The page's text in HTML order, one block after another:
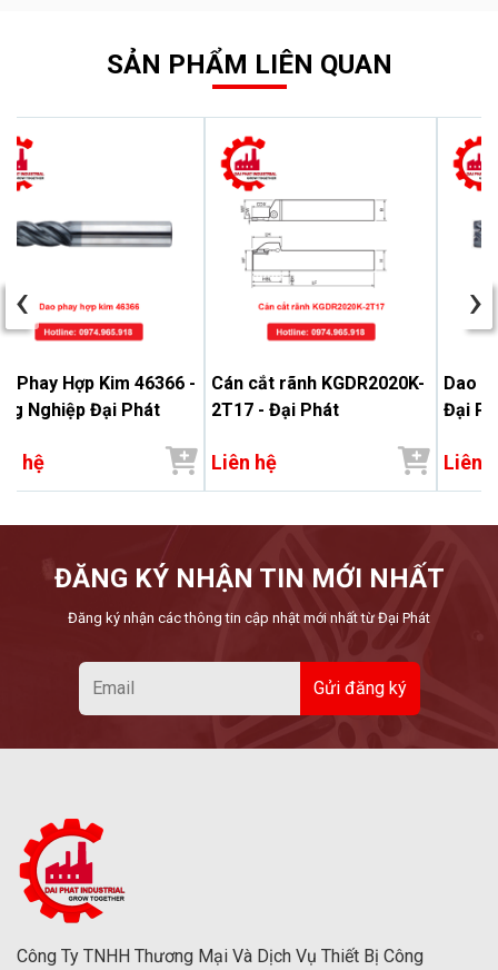
SẢN PHẨM LIÊN QUAN
Phay Hợp Kim 46366 -
Nghiệp Đại Phát
hệ
Cán cắt rãnh KGDR2020K-
2T17 - Đại Phát
Liên hệ
Dao
Đại
Liên
‹ ›
ĐĂNG KÝ NHẬN TIN MỚI NHẤT
Đăng ký nhận các thông tin cập nhật mới nhất từ Đại Phát
Công Ty TNHH Thương Mại Và Dịch Vụ Thiết Bị Công